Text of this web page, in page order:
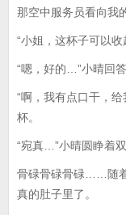
那空中服务员看向我
“小姐，这杯子可以收
“嗯，好的…”小晴回答
“啊，我有点口干，
杯。
“宛真…”小晴圆睁着
骨碌骨碌骨碌……随
真的肚子里了。